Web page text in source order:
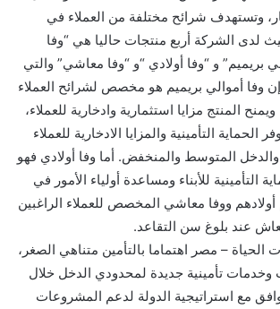
وتستهدف شرائح مختلفة من العملاء في
لدى الشركة أربع منتجات حاليا هي “وفا
بريميم” و “وفا أولادي “و “وفا معاشي” والتي
وفا أموالي بريميم هو مخصص لشرائح العملاء
المنتج مزايا استثمارية وادخارية للعملاء،
الحماية التأمينية والمزايا الادخارية للعملاء
المتوسط والمنخفض. أما وفا أولادي فهو
التأمينية للأبناء ومساعدة أولياء الأمور في
أولادهم ووفا معاشي المخصص للعملاء الراغبين
عند بلوغ سن التقاعد.
الحياة – مصر اهتماما بالتأمين متناهي الصغر،
تأمينية جديدة لمحدودي الدخل خلال
مع استراتيجية الدولة لدعم المشروعات